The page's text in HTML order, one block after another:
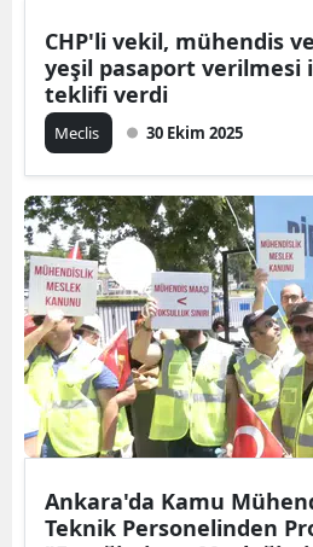
CHP'li vekil, mühendis
yeşil pasaport verilmesi
teklifi verdi
Meclis 30 Ekim 2025
Ankara'da Kamu
Teknik Personelinden